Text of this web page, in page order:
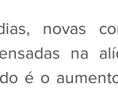
novas
na
é o